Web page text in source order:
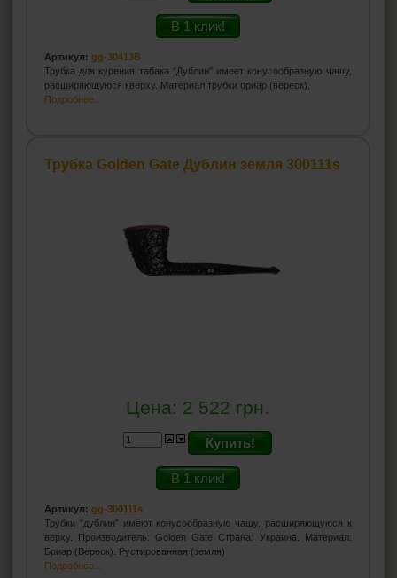
В 1 клик!
Артикул: gg-30413B
Трубка для курения табака "Дублин" имеет конусообразную чашу,
расширяющуюся кверху. Материал трубки бриар (вереск).
Подробнее...
Трубка Golden Gate Дублин земля 300111s
Цена: 2 522 грн.
Купить!
В 1 клик!
Артикул: gg-300111s
Трубки "дублин" имеют конусообразную чашу, расширяющуюся к
верху. Производитель: Golden Gate Страна: Украина. Материал:
Бриар (Вереск). Рустированная (земля)
Подробнее...